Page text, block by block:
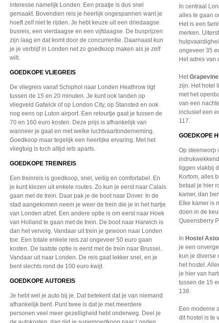
interesse namelijk Londen. Een praatje is dus snel
gemaakt. Bovendien reis je heerlijk ongespannen want je
hoeft zelf niet te rijden. Je hebt keuze uit een driedaagse
busreis, een vierdaagse en een vijfdaagse. De busprijzen
zijn laag en dat komt door de concurrentie. Daarnaast kun
je je verblijf in Londen net zo goedkoop maken als je zelf
wilt.
GOEDKOPE VLIEGREIS
De vliegreis vanaf Schiphol naar Londen Heathrow ligt
tussen de 15 en 20 minuten. Je kunt ook landen op
vliegveld Gatwick of op London City, op Stansted en ook
nog eens op Luton airport. Een retourtje gaat je tussen de
70 en 160 euro kosten. Deze prijs is afhankelijk van
wanneer je gaat en met welke luchtvaartonderneming.
Goedkoop maar tegelijk een heerlijke ervaring. Met het
vliegtuig is toch altijd iets aparts.
GOEDKOPE TREINREIS
Een treinreis is goedkoop, snel, veilig en comfortabel. En
je kunt kiezen uit enkele routes. Zo kun je eerst naar Calais
gaan met de trein. Daar pak je de boot naar Dover. In de
stad aangekomen neem je weer de trein die je in het hartje
van Londen afzet. Een andere optie is om eerst naar Hoek
van Holland te gaan met de trein. De boot naar Harwich is
dan het vervolg. Vandaar uit trein je gewoon naar Londen
toe. Een totale enkele reis zal ongeveer 50 euro gaan
kosten. De laatste optie is eerst met de trein naar Brussel.
Vandaar uit naar Londen. De reis gaat lekker snel, en je
bent slechts rond de 100 euro kwijt.
GOEDKOPE AUTOREIS
Je hebt wel je auto bij je. Dat betekent dat je van niemand
afhankelijk bent. Punt twee is dat je met meerdere
personen veel meer gezelligheid hebt onderweg. Deel je
In centraal
alles te gaan
Het is een
merken.
ongeveer 35
Het adres van
Het
zijn. Het hotel
met het
van een
inclusief een
117.
GOEDKOPE
Op steenworp
liggen vlakbij
Kortom, alles
betaal je hier
kamer, dan
Elke kamer is
doen in de
Queensberry
In Hostel
je een
kun je diverse
het hostel.
je hier van
tussen de 15
138.
Een moderne
dit hostel is te